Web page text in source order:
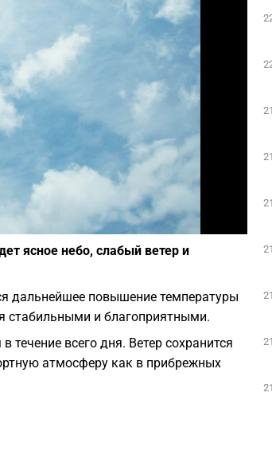
Фото: SHTTEFAN / Unsplash
ясное небо, слабый ветер и
дальнейшее повышение температуры
стабильными и благоприятными.
всего дня. Ветер сохранится
атмосферу как в прибрежных